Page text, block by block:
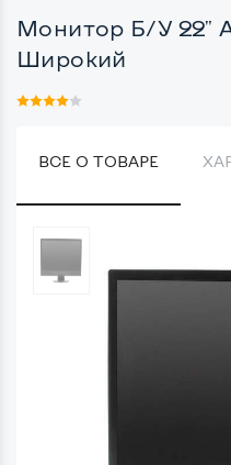
Монитор Б/У 22"
Широкий
ВСЕ О ТОВАРЕ